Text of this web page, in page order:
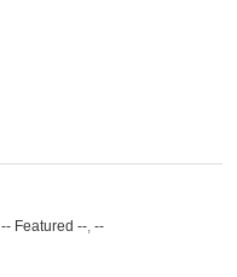
-- Featured --, --